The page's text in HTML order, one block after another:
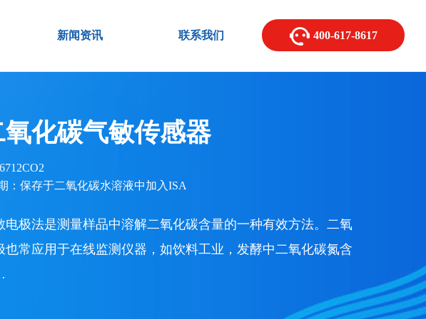
新闻资讯 联系我们 400-617-8617
化碳气敏传感器
：保存于二氧化碳水溶液中加入ISA
电极法是测量样品中溶解二氧化碳含量的一种有效方法。二氧
也常应用于在线监测仪器，如饮料工业，发酵中二氧化碳氮含